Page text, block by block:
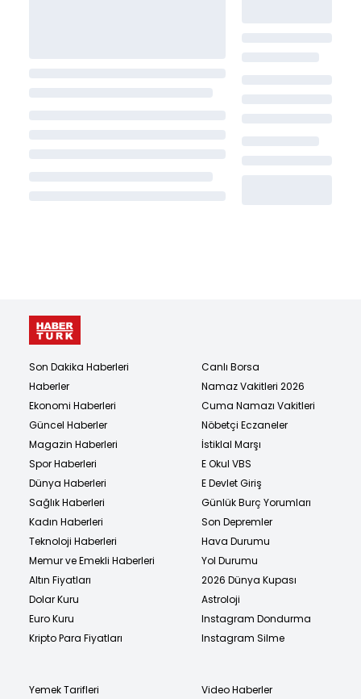
Son Dakika Haberleri
Haberler
Ekonomi Haberleri
Güncel Haberler
Magazin Haberleri
Spor Haberleri
Dünya Haberleri
Sağlık Haberleri
Kadın Haberleri
Teknoloji Haberleri
Memur ve Emekli Haberleri
Altın Fiyatları
Dolar Kuru
Euro Kuru
Kripto Para Fiyatları
Canlı Borsa
Namaz Vakitleri 2026
Cuma Namazı Vakitleri
Nöbetçi Eczaneler
İstiklal Marşı
E Okul VBS
E Devlet Giriş
Günlük Burç Yorumları
Son Depremler
Hava Durumu
Yol Durumu
2026 Dünya Kupası
Astroloji
Instagram Dondurma
Instagram Silme
Yemek Tarifleri
Video Haberler